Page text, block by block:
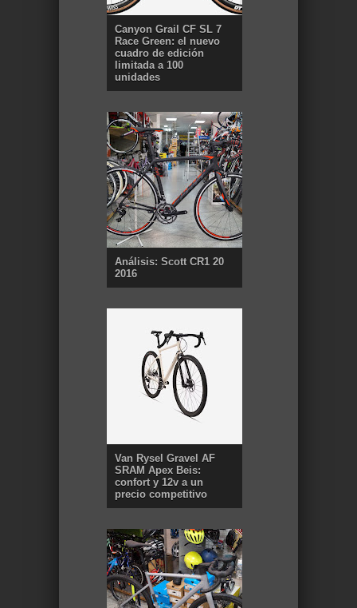
Canyon Grail CF SL 7
Race Green: el nuevo
cuadro de edición
limitada a 100
unidades
Análisis: Scott CR1 20
2016
Van Rysel Gravel AF
SRAM Apex Beis:
confort y 12v a un
precio competitivo